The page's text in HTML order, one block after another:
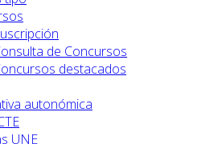
de Concursos
destacados
autonómica
UNE